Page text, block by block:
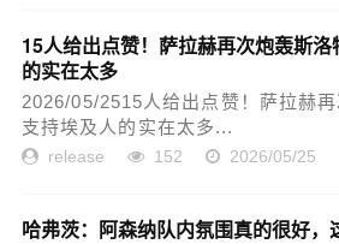
15人给出点赞！萨拉赫再次炮轰斯
的实在太多
2026/05/2515人给出点赞！萨拉赫
支持埃及人的实在太多...
release 152 2026/05/25
哈弗茨：阿森纳队内氛围真的很好，